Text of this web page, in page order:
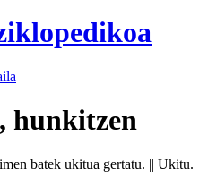
hunkitzen
batek ukitua gertatu. || Ukitu.